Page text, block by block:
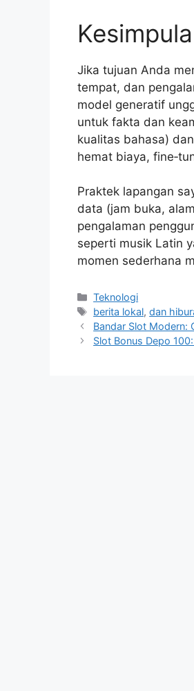
Jika tujuan Anda
tempat, dan
model generatif
untuk fakta dan
kualitas bahasa)
hemat biaya,
Praktek lapangan
data (jam buka,
pengalaman
seperti musik Latin
momen sederhana
Categories
Teknologi
Tags
berita lokal,dan
Bandar Slot Modern:
Slot Bonus Depo